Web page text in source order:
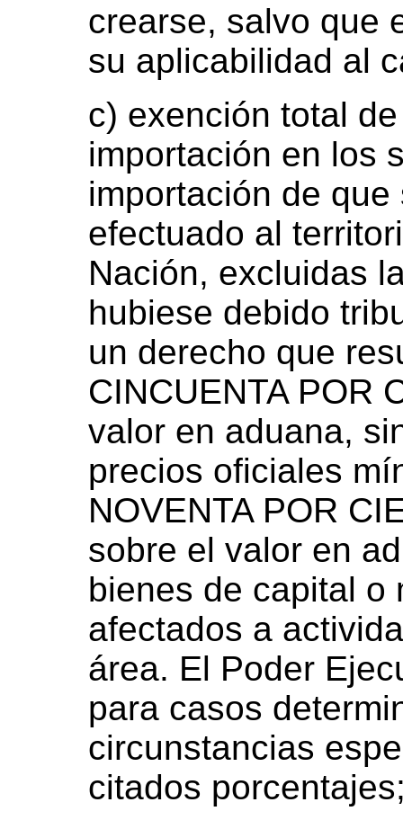
crearse, salvo que
su aplicabilidad al
c) exención total
importación en los
importación de
efectuado al
Nación, excluidas
hubiese debido
un derecho que
CINCUENTA POR
valor en aduana,
precios oficiales
NOVENTA POR
sobre el valor en
bienes de capital o
afectados a
área. El Poder
para casos
circunstancias
citados